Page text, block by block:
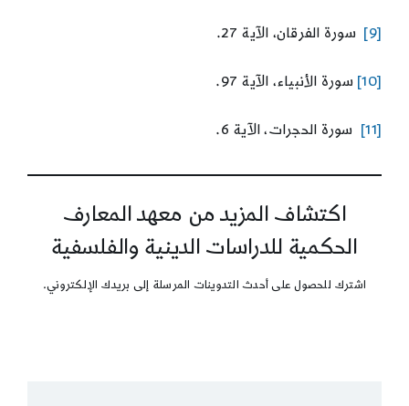
[9] سورة الفرقان، الآية 27.
[10] سورة الأنبياء، الآية 97.
[11] سورة الحجرات، الآية 6.
اكتشاف المزيد من معهد المعارف
الحكمية للدراسات الدينية والفلسفية
اشترك للحصول على أحدث التدوينات المرسلة إلى بريدك الإلكتروني.